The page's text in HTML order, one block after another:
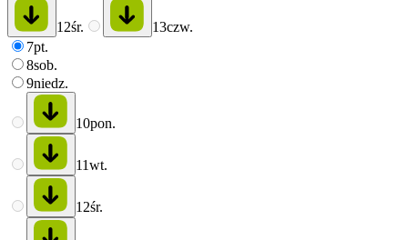
12śr. 13czw.
7pt.
8sob.
9niedz.
10pon.
11wt.
12śr.